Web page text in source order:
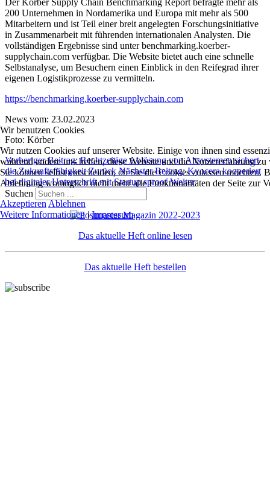
200 Unternehmen in Nordamerika und Europa mit mehr als 500
Mitarbeitern und ist Teil einer breit angelegten Forschungsinitiative
in Zusammenarbeit mit führenden internationalen Analysten. Die
vollständigen Ergebnisse sind unter benchmarking.koerber-
supplychain.com verfügbar. Die Website bietet auch eine schnelle
Selbstanalyse, um Besuchern einen Einblick in den Reifegrad ihrer
eigenen Logistikprozesse zu vermitteln.
https://benchmarking.koerber-supplychain.com
News vom: 23.02.2023
Foto: Körber
Vorheriger Beitrag: Rechtzeitige Ablösung von Altsystemen sichert
die ZukunftsfähigkeitZurück Nächster Beitrag: Kyocera kooperiert
bei digitaler Unterschrift mit Startup sproofWeiter
Suchen
Das aktuelle Heft online lesen
Das aktuelle Heft bestellen
Wir benutzen Cookies
Wir nutzen Cookies auf unserer Website. Einige von ihnen sind
während andere uns helfen, diese Website und die Nutzererfahrung
Sie können selbst entscheiden, ob Sie die Cookies zulassen möchten.
Ablehnung womöglich nicht mehr alle Funktionalitäten der Seite zur
AkzeptierenAblehnen
Weitere Informationen|Impressum